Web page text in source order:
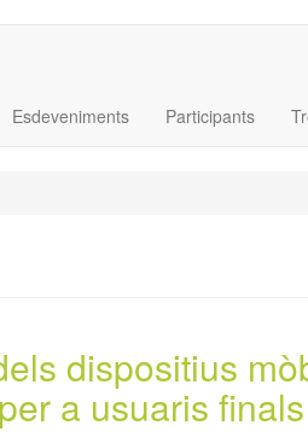
Esdeveniments Participants
dispositius
a usuaris finals